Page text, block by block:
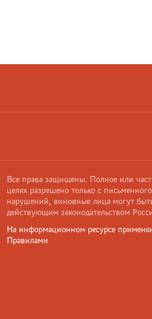
Все права защищены. Полное или
целях разрешено только с
нарушений, виновные лица могут
действующим законодательством
На информационном ресурсе
Правилами